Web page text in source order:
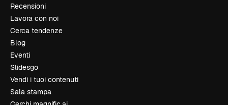
Recensioni
Lavora con noi
Cerca tendenze
Blog
Eventi
Slidesgo
Vendi i tuoi contenuti
Sala stampa